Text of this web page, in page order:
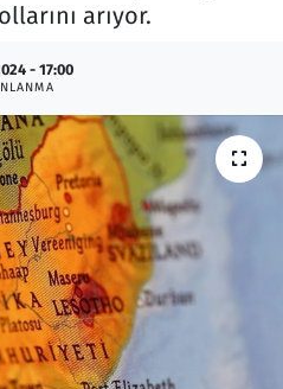
arıyor.
- 17:00